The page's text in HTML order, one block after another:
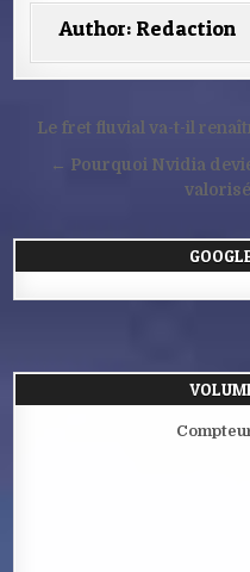
Author: Redaction
Navigation
Le fret fluvial va-t-il
← Pourquoi Nvidia